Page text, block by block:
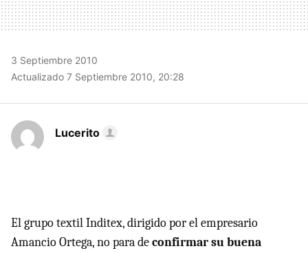
3 Septiembre 2010
Actualizado 7 Septiembre 2010, 20:28
Lucerito
El grupo textil Inditex, dirigido por el empresario
Amancio Ortega, no para deconfirmar su buena